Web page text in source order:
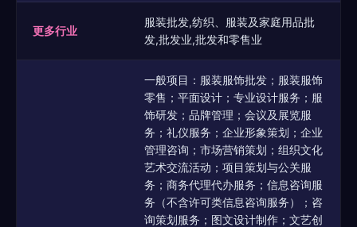
更多行业
服装批发,纺织、服装及家庭用品批
发,批发业,批发和零售业
一般项目：服装服饰批发；服装服饰
零售；平面设计；专业设计服务；服
饰研发；品牌管理；会议及展览服
务；礼仪服务；企业形象策划；企业
管理咨询；市场营销策划；组织文化
艺术交流活动；项目策划与公关服
务；商务代理代办服务；信息咨询服
务（不含许可类信息咨询服务）；咨
询策划服务；图文设计制作；文艺创